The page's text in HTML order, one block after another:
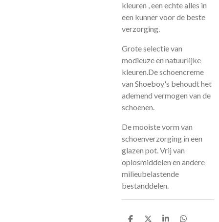
kleuren , een echte alles in
een kunner voor de beste
verzorging.
Grote selectie van
modieuze en natuurlijke
kleuren.De schoencreme
van Shoeboy's behoudt het
ademend vermogen van de
schoenen.
De mooiste vorm van
schoenverzorging in een
glazen pot. Vrij van
oplosmiddelen en andere
milieubelastende
bestanddelen.